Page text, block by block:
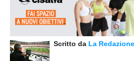
Scritto da La Redazione